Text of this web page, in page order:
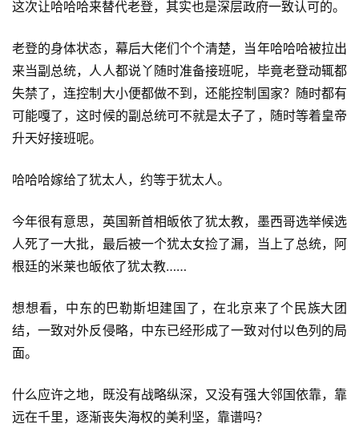
这次让哈哈哈来替代老登，其实也是深层政府一致认可的。
老登的身体状态，幕后大佬们个个清楚，当年哈哈哈被拉出
来当副总统，人人都说丫随时准备接班呢，毕竟老登动辄都
失禁了，连控制大小便都做不到，还能控制国家？随时都有
可能嘎了，这时候的副总统可不就是太子了，随时等着皇帝
升天好接班呢。
哈哈哈嫁给了犹太人，约等于犹太人。
今年很有意思，英国新首相皈依了犹太教，墨西哥选举候选
人死了一大批，最后被一个犹太女捡了漏，当上了总统，阿
根廷的米莱也皈依了犹太教……
想想看，中东的巴勒斯坦建国了，在北京来了个民族大团
结，一致对外反侵略，中东已经形成了一致对付以色列的局
面。
什么应许之地，既没有战略纵深，又没有强大邻国依靠，靠
远在千里，逐渐丧失海权的美利坚，靠谱吗？